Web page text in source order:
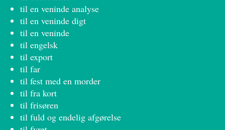
til en veninde analyse
til en veninde digt
til en veninde
til engelsk
til export
til far
til fest med en morder
til fra kort
til frisøren
til fuld og endelig afgørelse